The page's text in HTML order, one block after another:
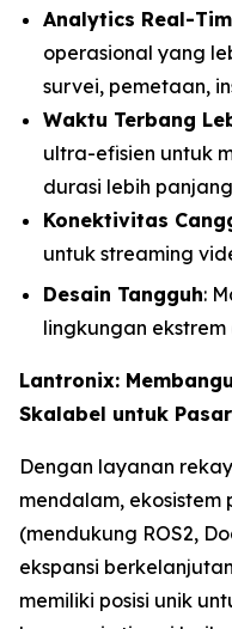
Analytics Real-
operasional yang
survei, pemetaan,
Waktu Terbang
ultra-efisien untuk
durasi lebih panjang
Konektivitas
untuk streaming
Desain Tangguh:
lingkungan ekstrem
Lantronix:
Skalabel untuk
Dengan layanan
mendalam,
(mendukung ROS2,
ekspansi
memiliki posisi unik